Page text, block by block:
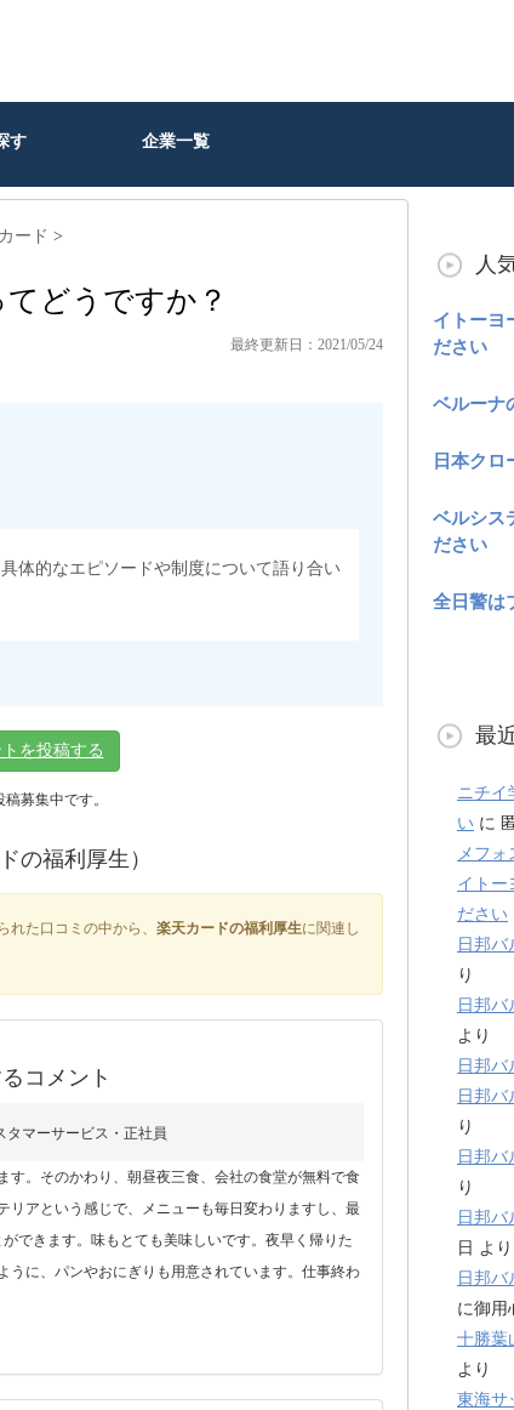
す 企業一覧
ード >
どうですか？
最終更新日：2021/05/24
体的なエピソードや制度について語り合い
を投稿する
募集中です。
の福利厚生）
れた口コミの中から、 楽天カードの福利厚生に関連し
コメント
タマーサービス・正社員
す。そのかわり、朝昼夜三食、会社の食堂が無料で食
リアという感じで、メニューも毎日変わりますし、最
できます。味もとても美味しいです。夜早く帰りた
うに、パンやおにぎりも用意されています。仕事終わ
人
イトーヨ
ださい
ベルーナ
日本クロ
ベルシス
ださい
全日警は
最
ニチイ
い に
メフ
イトー
ださい
日邦バ
り
日邦バ
より
日邦バ
日邦バ
り
日邦バ
り
日邦バ
日 より
日邦バ
に御用
十勝葉
より
東海サ